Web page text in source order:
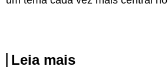
Leia mais